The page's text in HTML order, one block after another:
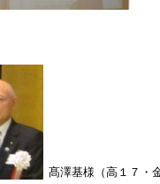
髙澤基様（高１７・